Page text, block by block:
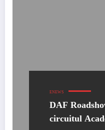
ENEWS
DAF
circuitul